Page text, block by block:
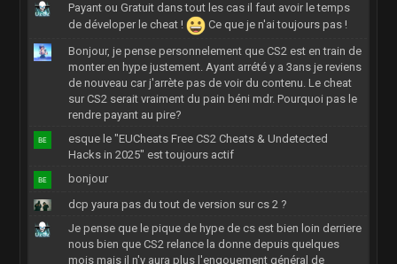
Payant ou Gratuit dans tout les cas il faut avoir le temps
de déveloper le cheat !
Ce que je n'ai toujours pas !
Bonjour, je pense personnelement que CS2 est en train de
monter en hype justement. Ayant arrété y a 3ans je reviens
de nouveau car j'arrète pas de voir du contenu. Le cheat
sur CS2 serait vraiment du pain béni mdr. Pourquoi pas le
rendre payant au pire?
esque le "EUCheats Free CS2 Cheats & Undetected
Hacks in 2025" est toujours actif
bonjour
dcp yaura pas du tout de version sur cs 2 ?
Je pense que le pique de hype de cs est bien loin derriere
nous bien que CS2 relance la donne depuis quelques
mois mais il n'y aura plus l'engouement général de